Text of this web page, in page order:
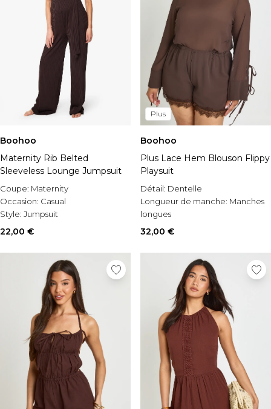
Boohoo
Maternity Rib Belted
Sleeveless Lounge Jumpsuit
Coupe: Maternity
Occasion: Casual
Style: Jumpsuit
22,00 €
Plus
Boohoo
Plus Lace Hem Blouson Flippy
Playsuit
Détail: Dentelle
Longueur de manche: Manches
longues
Style: Combinaison
32,00 €